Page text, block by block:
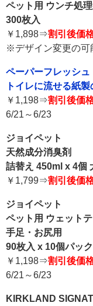
ペット用 ウンチ処
300枚入
￥1,898⇒割引後価
※デザイン変更の可
ペーパーフレッシュ
トイレに流せる紙
￥1,198⇒割引後価
6/21～6/23
ジョイペット
天然成分消臭剤
詰替え 450ml x 4個
￥1,799⇒割引後価
ジョイペット
ペット用 ウェット
手足・お尻用
90枚入 x 10個パック
￥1,198⇒割引後価
6/21～6/23
KIRKLAND